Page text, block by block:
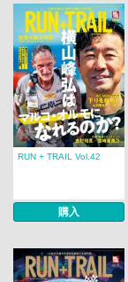
RUN + TRAIL Vol.42
購入